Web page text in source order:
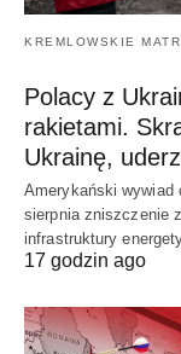
KREMLOWSKIE
Polacy z
rakietami.
Ukrainę,
Amerykański wywiad
sierpnia zniszczenie
infrastruktury
17 godzin ago